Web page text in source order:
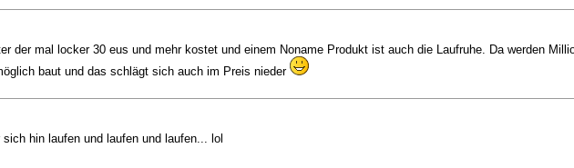
der mal locker 30 eus und mehr kostet und einem Noname Produkt ist auch die Laufruhe. Da werden
baut und das schlägt sich auch im Preis nieder
hin laufen und laufen und laufen... lol